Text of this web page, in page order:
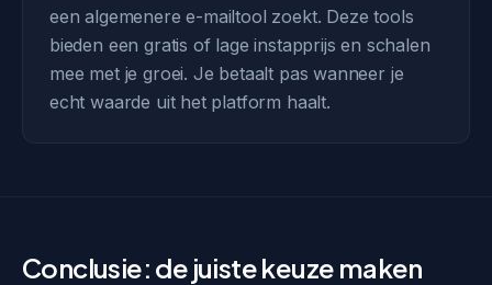
een algemenere e-mailtool zoekt. Deze tools
bieden een gratis of lage instapprijs en schalen
mee met je groei. Je betaalt pas wanneer je
echt waarde uit het platform haalt.
Conclusie: de juiste keuze maken